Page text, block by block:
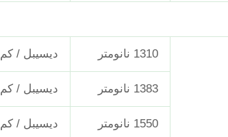
1310 نانومتر ديسيبل / كم
1383 نانومتر ديسيبل / كم
1550 نانومتر ديسيبل / كم